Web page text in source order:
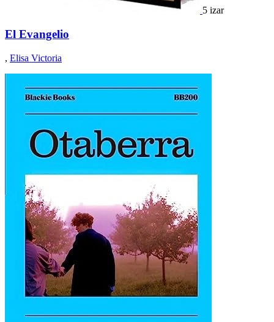
5 izar
El Evangelio
, Elisa Victoria